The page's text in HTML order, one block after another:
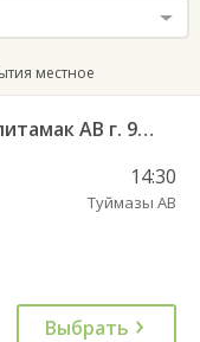
местное
Набережные Челны АВ — Стерлитамак АВ г. 955
14:30
Туймазы АВ
Выбрать